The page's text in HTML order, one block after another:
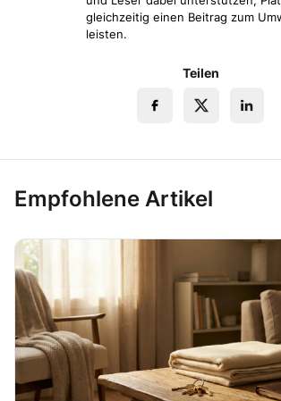
gleichzeitig einen Beitrag zum
leisten.
Teilen
Empfohlene Artikel